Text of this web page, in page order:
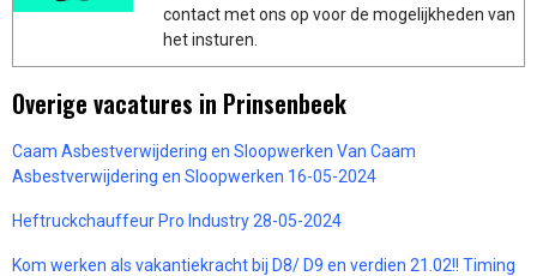
contact met ons op voor de mogelijkheden van
het insturen.
Overige vacatures in Prinsenbeek
Caam Asbestverwijdering en Sloopwerken Van Caam
Asbestverwijdering en Sloopwerken 16-05-2024
Heftruckchauffeur Pro Industry 28-05-2024
Kom werken als vakantiekracht bij D8/ D9 en verdien 21.02!! Timing